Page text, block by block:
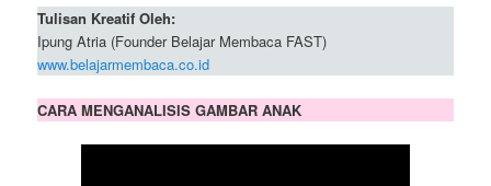
Tulisan Kreatif Oleh:
Ipung Atria (Founder Belajar Membaca FAST)
www.belajarmembaca.co.id
CARA MENGANALISIS GAMBAR ANAK